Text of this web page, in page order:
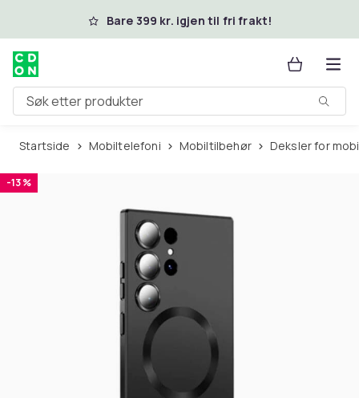
Hopp til hovedinnholdBare 399 kr. igjen til fri frakt!
Søk etter produkter
Startside Mobiltelefoni Mobiltilbehør Deksler for
-13 %